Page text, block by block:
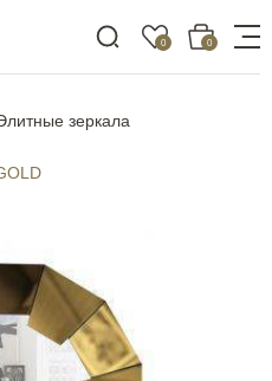
0 0
зеркала